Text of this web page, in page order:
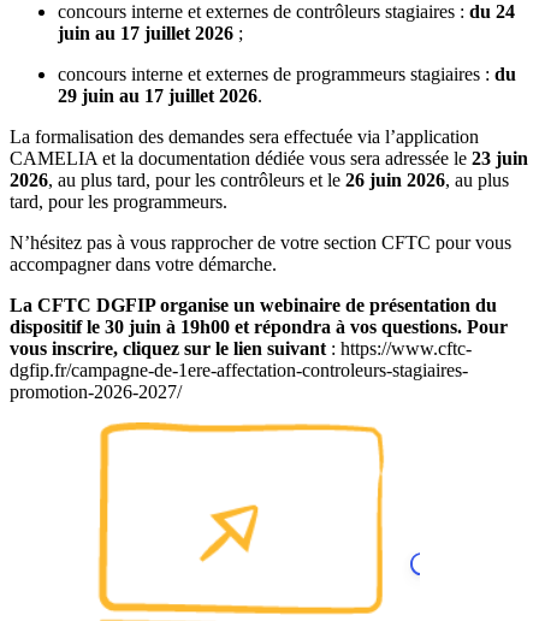
concours interne et externes de contrôleurs stagiaires : du 24
juin au 17 juillet 2026 ;
concours interne et externes de programmeurs stagiaires : du
29 juin au 17 juillet 2026.
La formalisation des demandes sera effectuée via l’application
CAMELIA et la documentation dédiée vous sera adressée le 23 juin
2026, au plus tard, pour les contrôleurs et le 26 juin 2026, au plus
tard, pour les programmeurs.
N’hésitez pas à vous rapprocher de votre section CFTC pour vous
accompagner dans votre démarche.
La CFTC DGFIP organise un webinaire de présentation du
dispositif le 30 juin à 19h00 et répondra à vos questions. Pour
vous inscrire, cliquez sur le lien suivant: https://www.cftc-
dgfip.fr/campagne-de-1ere-affectation-controleurs-stagiaires-
promotion-2026-2027/